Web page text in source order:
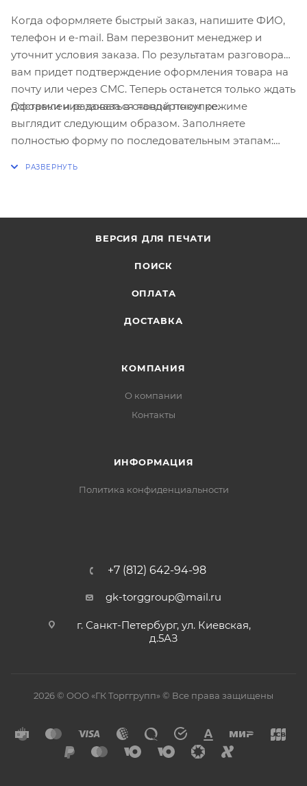
Когда оформляете быстрый заказ, напишите ФИО,
телефон и e-mail. Вам перезвонит менеджер и
уточнит условия заказа. По результатам разговора
вам придет подтверждение оформления товара на
почту или через СМС. Теперь останется только ждать
доставки и радоваться новой покупке.
Оформление заказа в стандартном режиме
выглядит следующим образом. Заполняете
полностью форму по последовательным этапам:
ВЕРСИЯ ДЛЯ ПЕЧАТИ
ПОИСК
ОПЛАТА
ДОСТАВКА
КОМПАНИЯ
О компании
Контакты
ИНФОРМАЦИЯ
Политика конфиденциальности
+7 (812) 642-94-98
gk-torggroup@mail.ru
г. Санкт-Петербург, ул. Киевская,
д.5АЗ
2026 © ООО «ГК Торггрупп» © Все права защищены